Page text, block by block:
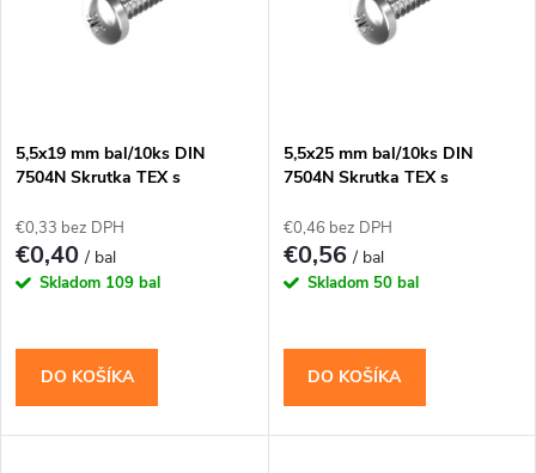
e
p
r
o
d
s
p
r
u
5,5x19 mm bal/10ks DIN
7504N Skrutka TEX s
€0,33 bez DPH
€0,40/ bal
Skladom 109 bal
DO KOŠÍKA
5,5x25 mm bal/10ks DIN
7504N Skrutka TEX s
€0,46 bez DPH
€0,56/ bal
Skladom 50 bal
DO KOŠÍKA